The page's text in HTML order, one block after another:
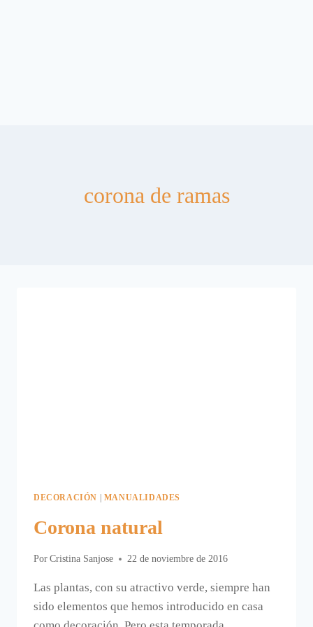
corona de ramas
DECORACIÓN | MANUALIDADES
Corona natural
Por Cristina Sanjose 22 de noviembre de 2016
Las plantas, con su atractivo verde, siempre han
sido elementos que hemos introducido en casa